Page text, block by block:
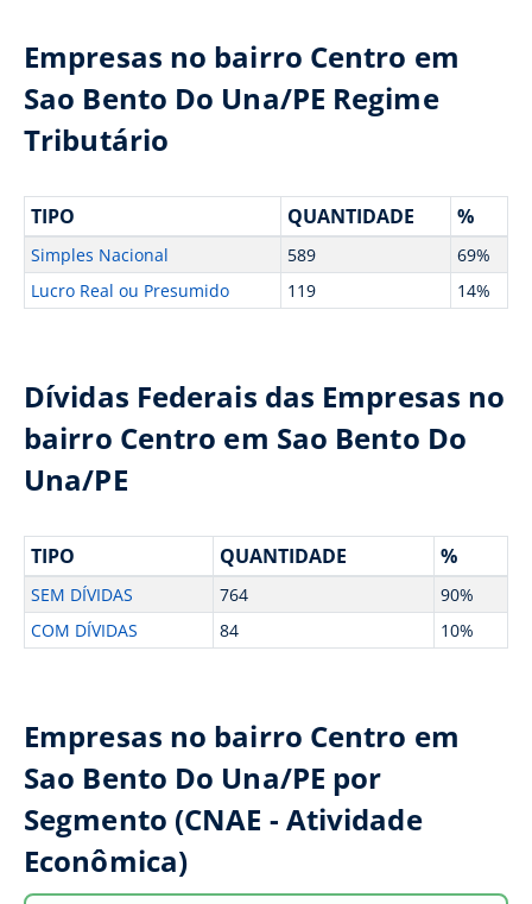
Empresas no bairro Centro em
Sao Bento Do Una/PE Regime
Tributário
TIPO QUANTIDADE %
Simples Nacional 589
69%
Lucro Real ou Presumido
119 14%
Dívidas Federais das Empresas no
bairro Centro em Sao Bento Do
Una/PE
TIPO QUANTIDADE %
SEM DÍVIDAS 764
90%
COM DÍVIDAS
84 10%
Empresas no bairro Centro em
Sao Bento Do Una/PE por
Segmento (CNAE - Atividade
Econômica)